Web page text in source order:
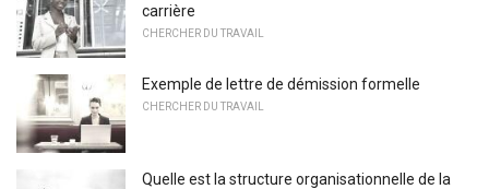
carrière
CHERCHER DU TRAVAIL
Exemple de lettre de démission formelle
CHERCHER DU TRAVAIL
Quelle est la structure organisationnelle de la